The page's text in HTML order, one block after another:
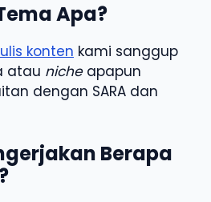
Apa?
konten kami sanggup
atau nicheapapun
dengan SARA dan
Berapa